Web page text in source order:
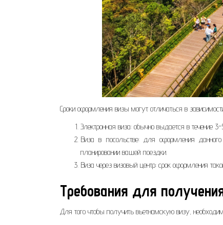
Сроки оформления визы могут отличаться в
Электронная виза: обычно выдается в течение
Виза в посольстве: для оформления
планировании вашей поездки.
Виза через визовый центр: срок оформления
Требования для
Для того чтобы получить вьетнамскую визу,